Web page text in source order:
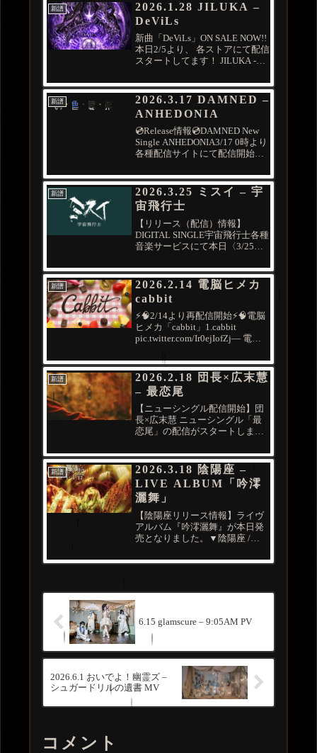
新譜
2026.1.28 JILUKA –
DeViLs
新曲「DeViLs」ON SALE NOW!!
本日2/5より、 各ストアにて配信
スタートしてます！ JILUKA -
February 5, 2026
2026.1.28DeViLs...
新譜
2026.3.17 DAMNED –
ANHEDONIA
💿Release情報💿DAMNED New
Single ANHEDONIA3/17 0時より
各種配信サイトにて配信開始！
Music, pic.twitter.com/cqAhl...
新譜
2026.3.25 ミスイ – 宇
宙飛行士
【リリース（配信）情報】
DIGITAL SINGLE宇宙飛行士各種
音楽サービスにて本日〈3/25〉
ト一例Apple MusicSpotifyiTunes
StoreAmazon MusicYouTube
Musi...
新譜
2026.2.14 電脳ヒメカ
cabbit
⚡️🧠2/14より再配信開始⚡️🧠電脳
ヒメカ「cabbit」1.cabbit
pic.twitter.com/Ir0ejIofZj— 電脳
(@dennou_himeca) February 13,
2026
新譜
2026.2.18 団長×広末慧
– 最恋尾
【ニューシングル配信開始】団
長×広末慧 ニューシングル「最
恋尾」の配信がスタートしまし
はこちら↓↓↓
pic.twitter.com/LKim1JMvSi— 団
長×広末慧 (@danchokei) Febru...
新譜
2026.3.18 陰陽座 –
LIVE ALBUM「吟澪
灑舞」
【陰陽座リリース情報】ライヴ
アルバム『吟澪灑舞』が本日発
売となりました。▼陰陽座 /
座 #吟澪灑舞
6.15 glamscure – 9:05AM PV
2026.6.1 おいでよ！幽霊ズ –
シュガードリルの遺書 MV
コメント